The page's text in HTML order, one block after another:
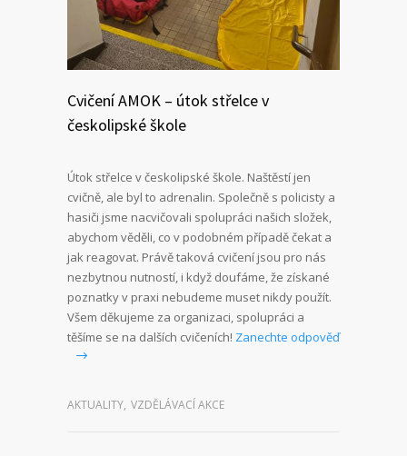
Cvičení AMOK – útok střelce v
českolipské škole
Útok střelce v českolipské škole. Naštěstí jen
cvičně, ale byl to adrenalin. Společně s policisty a
hasiči jsme nacvičovali spolupráci našich složek,
abychom věděli, co v podobném případě čekat a
jak reagovat. Právě taková cvičení jsou pro nás
nezbytnou nutností, i když doufáme, že získané
poznatky v praxi nebudeme muset nikdy použít.
Všem děkujeme za organizaci, spolupráci a
těšíme se na dalších cvičeních! Zanechte odpověď
AKTUALITY, VZDĚLÁVACÍ AKCE